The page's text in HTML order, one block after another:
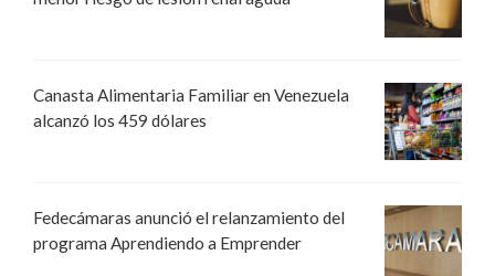
Canasta Alimentaria Familiar en Venezuela
alcanzó los 459 dólares
Fedecámaras anunció el relanzamiento del
programa Aprendiendo a Emprender